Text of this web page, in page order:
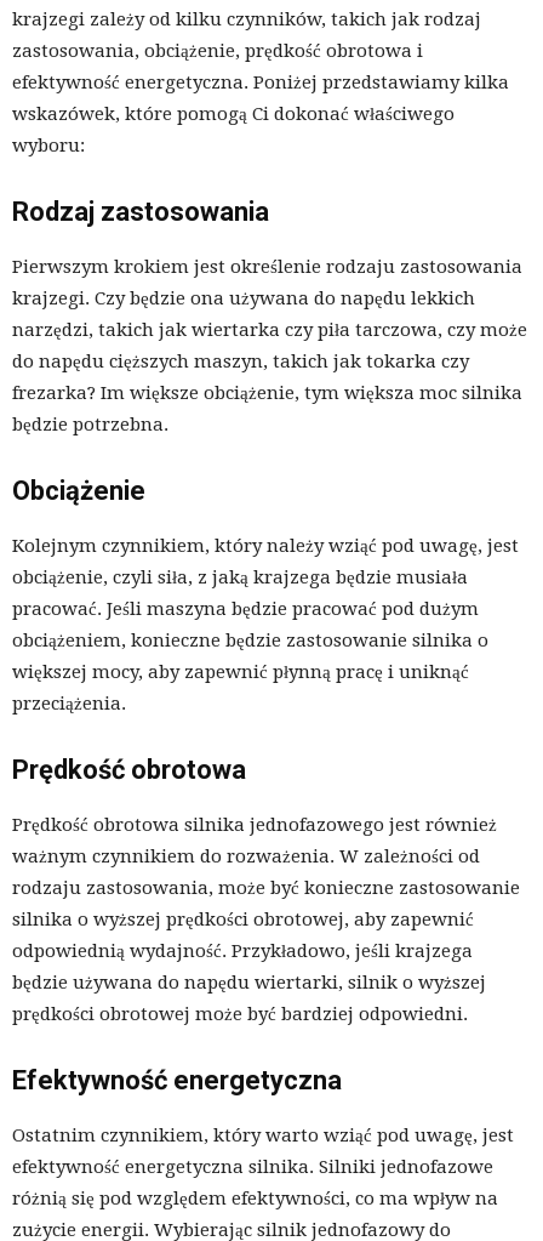
krajzegi zależy od kilku czynników, takich jak rodzaj
zastosowania, obciążenie, prędkość obrotowa i
efektywność energetyczna. Poniżej przedstawiamy kilka
wskazówek, które pomogą Ci dokonać właściwego
wyboru:
Rodzaj zastosowania
Pierwszym krokiem jest określenie rodzaju zastosowania
krajzegi. Czy będzie ona używana do napędu lekkich
narzędzi, takich jak wiertarka czy piła tarczowa, czy może
do napędu cięższych maszyn, takich jak tokarka czy
frezarka? Im większe obciążenie, tym większa moc silnika
będzie potrzebna.
Obciążenie
Kolejnym czynnikiem, który należy wziąć pod uwagę, jest
obciążenie, czyli siła, z jaką krajzega będzie musiała
pracować. Jeśli maszyna będzie pracować pod dużym
obciążeniem, konieczne będzie zastosowanie silnika o
większej mocy, aby zapewnić płynną pracę i uniknąć
przeciążenia.
Prędkość obrotowa
Prędkość obrotowa silnika jednofazowego jest również
ważnym czynnikiem do rozważenia. W zależności od
rodzaju zastosowania, może być konieczne zastosowanie
silnika o wyższej prędkości obrotowej, aby zapewnić
odpowiednią wydajność. Przykładowo, jeśli krajzega
będzie używana do napędu wiertarki, silnik o wyższej
prędkości obrotowej może być bardziej odpowiedni.
Efektywność energetyczna
Ostatnim czynnikiem, który warto wziąć pod uwagę, jest
efektywność energetyczna silnika. Silniki jednofazowe
różnią się pod względem efektywności, co ma wpływ na
zużycie energii. Wybierając silnik jednofazowy do